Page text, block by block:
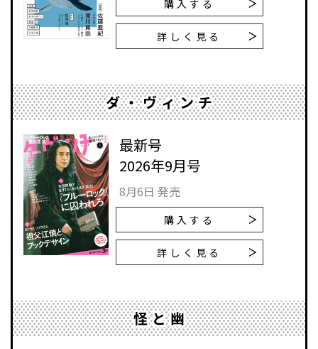
購入する
詳しく見る
ダ・ヴィンチ
最新号
2026年9月号
8月6日 発売
購入する
詳しく見る
怪と幽